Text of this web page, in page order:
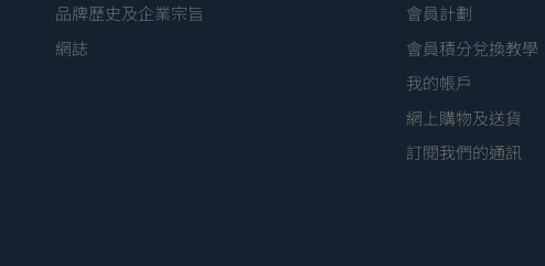
品牌歷史及企業宗旨
網誌
會員計劃
會員積分兌換教學
我的帳戶
網上購物及送貨
訂閱我們的通訊